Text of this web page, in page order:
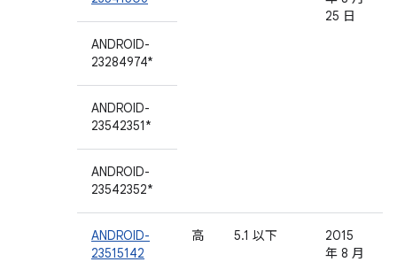
25 日
ANDROID-
23284974*
ANDROID-
23542351*
ANDROID-
23542352*
ANDROID-
23515142
高 5.1 以下
2015
年 8 月